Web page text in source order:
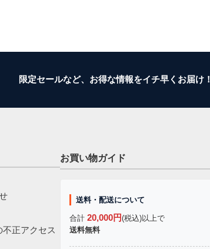
限定セールなど、お得な情報をイチ早くお届け！
不正アクセス
お買い物ガイド
送料・配送について
合計 20,000円(税込)以上で
送料無料